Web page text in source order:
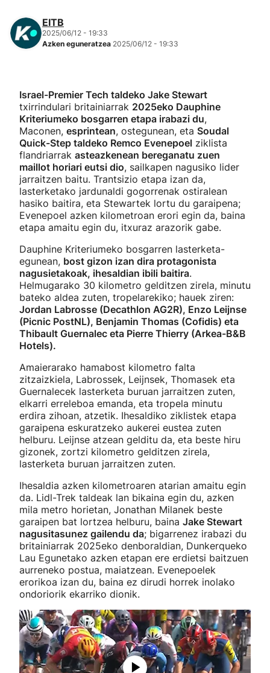
EITB
2025/06/12 - 19:33
Azken eguneratzea 2025/06/12 - 19:33
Israel-Premier Tech taldeko Jake Stewart
txirrindulari britainiarrak 2025eko Dauphine
Kriteriumeko bosgarren etapa irabazi du,
Maconen, esprintean, ostegunean, eta Soudal
Quick-Step taldeko Remco Evenepoel ziklista
flandriarrak asteazkenean bereganatu zuen
maillot horiari eutsi dio, sailkapen nagusiko lider
jarraitzen baitu. Trantsizio etapa izan da,
lasterketako jardunaldi gogorrenak ostiralean
hasiko baitira, eta Stewartek lortu du garaipena;
Evenepoel azken kilometroan erori egin da, baina
etapa amaitu egin du, itxuraz arazorik gabe.
Dauphine Kriteriumeko bosgarren lasterketa-
egunean, bost gizon izan dira protagonista
nagusietakoak, ihesaldian ibili baitira.
Helmugarako 30 kilometro gelditzen zirela, minutu
bateko aldea zuten, tropelarekiko; hauek ziren:
Jordan Labrosse (Decathlon AG2R), Enzo Leijnse
(Picnic PostNL), Benjamin Thomas (Cofidis) eta
Thibault Guernalec eta Pierre Thierry (Arkea-B&B
Hotels).
Amaierarako hamabost kilometro falta
zitzaizkiela, Labrossek, Leijnsek, Thomasek eta
Guernalecek lasterketa buruan jarraitzen zuten,
elkarri erreleboa emanda, eta tropela minutu
erdira zihoan, atzetik. Ihesaldiko ziklistek etapa
garaipena eskuratzeko aukerei eustea zuten
helburu. Leijnse atzean gelditu da, eta beste hiru
gizonek, zortzi kilometro gelditzen zirela,
lasterketa buruan jarraitzen zuten.
Ihesaldia azken kilometroaren atarian amaitu egin
da. Lidl-Trek taldeak lan bikaina egin du, azken
mila metro horietan, Jonathan Milanek beste
garaipen bat lortzea helburu, baina Jake Stewart
nagusitasunez gailendu da; bigarrenez irabazi du
britainiarrak 2025eko denboraldian, Dunkerqueko
Lau Egunetako azken etapan ere erdietsi baitzuen
aurreneko postua, maiatzean. Evenepoelek
erorikoa izan du, baina ez dirudi horrek inolako
ondoriorik ekarriko dionik.